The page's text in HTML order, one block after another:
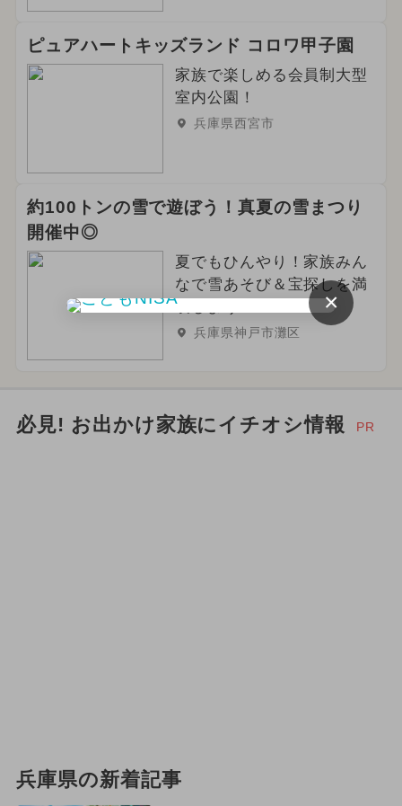
ピュアハートキッズランド コロワ甲子園
家族で楽しめる会員制大型
室内公園！
兵庫県西宮市
約100トンの雪で遊ぼう！真夏の雪まつり
開催中◎
夏でもひんやり！家族みん
なで雪あそび＆宝探しを満
喫しよう！
兵庫県神戸市灘区
必見! お出かけ家族にイチオシ情報 PR
兵庫県の新着記事
×